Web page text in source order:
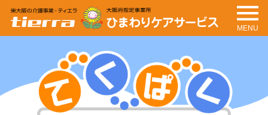
tierra
ひまわりケアサービ
ス
MENU